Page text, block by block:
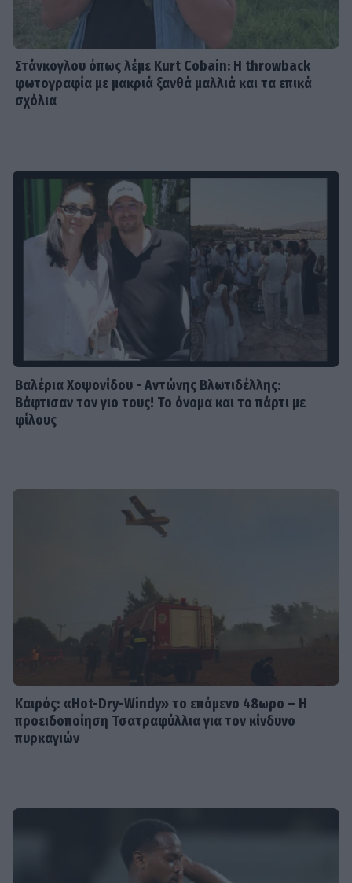
Στάνκογλου όπως λέμε Kurt Cobain: H throwback
φωτογραφία με μακριά ξανθά μαλλιά και τα επικά
σχόλια
Βαλέρια Χοψονίδου - Αντώνης Βλωτιδέλλης:
Βάφτισαν τον γιο τους! Το όνομα και το πάρτι με
φίλους
Καιρός: «Hot-Dry-Windy» το επόμενο 48ωρο – Η
προειδοποίηση Τσατραφύλλια για τον κίνδυνο
πυρκαγιών